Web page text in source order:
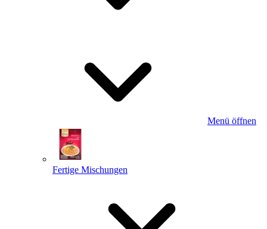
Menü öffnen
Fertige Mischungen